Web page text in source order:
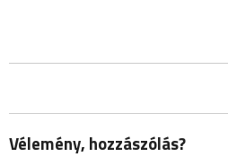
Vélemény, hozzászólás?